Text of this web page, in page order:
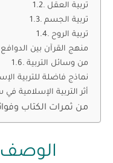
تربية العقل
تربية الجسم
تربية الروح
منهج القرآن بين
من وسائل التربية
نماذج فاضلة للتربية
أثر التربية الإسلامية
من ثمرات الكتاب
الوصف